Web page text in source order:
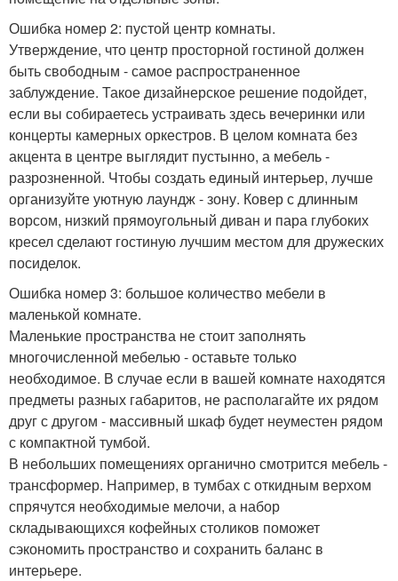
Ошибка номер 2: пустой центр комнаты.
Утверждение, что центр просторной гостиной должен
быть свободным - самое распространенное
заблуждение. Такое дизайнерское решение подойдет,
если вы собираетесь устраивать здесь вечеринки или
концерты камерных оркестров. В целом комната без
акцента в центре выглядит пустынно, а мебель -
разрозненной. Чтобы создать единый интерьер, лучше
организуйте уютную лаундж - зону. Ковер с длинным
ворсом, низкий прямоугольный диван и пара глубоких
кресел сделают гостиную лучшим местом для дружеских
посиделок.
Ошибка номер 3: большое количество мебели в
маленькой комнате.
Маленькие пространства не стоит заполнять
многочисленной мебелью - оставьте только
необходимое. В случае если в вашей комнате находятся
предметы разных габаритов, не располагайте их рядом
друг с другом - массивный шкаф будет неуместен рядом
с компактной тумбой.
В небольших помещениях органично смотрится мебель -
трансформер. Например, в тумбах с откидным верхом
спрячутся необходимые мелочи, а набор
складывающихся кофейных столиков поможет
сэкономить пространство и сохранить баланс в
интерьере.